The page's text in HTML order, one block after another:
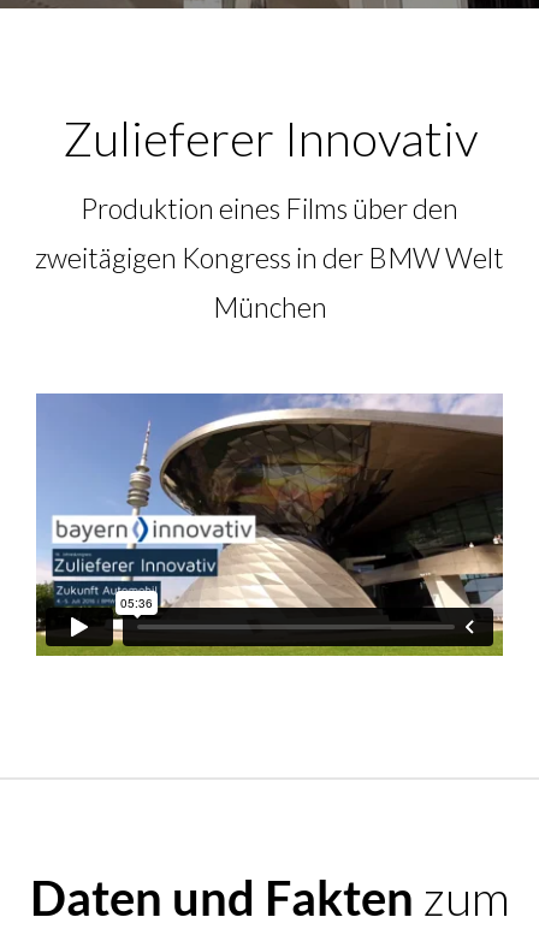
Zulieferer Innovativ
Produktion eines Films über den
zweitägigen Kongress in der BMW Welt
München
Daten und Fakten zum